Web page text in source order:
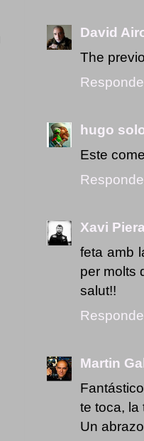
David
The
hugo
Este
Xavi
feta amb
per molts
salut!!
Martin
te toca, la
Un